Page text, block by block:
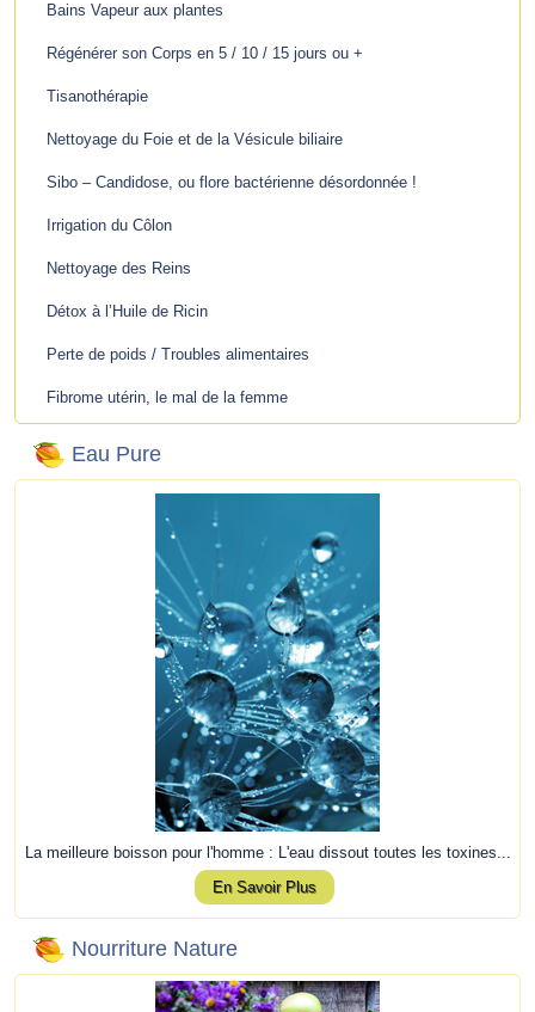
Bains Vapeur aux plantes
Régénérer son Corps en 5 / 10 / 15 jours ou +
Tisanothérapie
Nettoyage du Foie et de la Vésicule biliaire
Sibo – Candidose, ou flore bactérienne désordonnée !
Irrigation du Côlon
Nettoyage des Reins
Détox à l’Huile de Ricin
Perte de poids / Troubles alimentaires
Fibrome utérin, le mal de la femme
Eau Pure
La meilleure boisson pour l'homme : L'eau dissout toutes les toxines...
En Savoir Plus
Nourriture Nature